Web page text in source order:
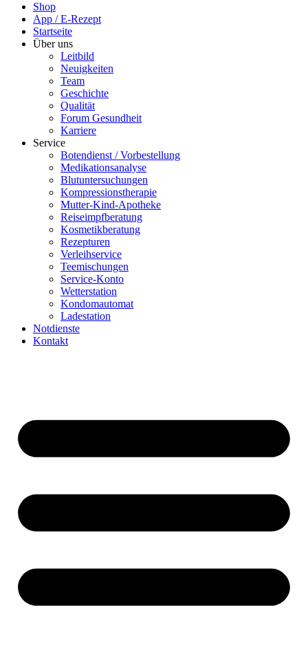
Shop
App / E-Rezept
Startseite
Über uns
Leitbild
Neuigkeiten
Team
Geschichte
Qualität
Forum Gesundheit
Karriere
Service
Botendienst / Vorbestellung
Medikationsanalyse
Blutuntersuchungen
Kompressionstherapie
Mutter-Kind-Apotheke
Reiseimpfberatung
Kosmetikberatung
Rezepturen
Verleihservice
Teemischungen
Service-Konto
Wetterstation
Kondomautomat
Ladestation
Notdienste
Kontakt